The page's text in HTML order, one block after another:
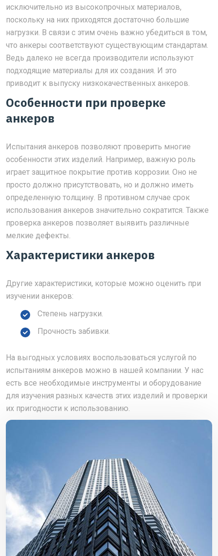
исключительно из высокопрочных материалов,
поскольку на них приходятся достаточно большие
нагрузки. В связи с этим очень важно убедиться в том,
что анкеры соответствуют существующим стандартам.
Ведь далеко не всегда производители используют
подходящие материалы для их создания. И это
приводит к выпуску низкокачественных анкеров.
Особенности при проверке
анкеров
Испытания анкеров позволяют проверить многие
особенности этих изделий. Например, важную роль
играет защитное покрытие против коррозии. Оно не
просто должно присутствовать, но и должно иметь
определенную толщину. В противном случае срок
использования анкеров значительно сократится. Также
проверка анкеров позволяет выявить различные
мелкие дефекты.
Характеристики анкеров
Другие характеристики, которые можно оценить при
изучении анкеров:
Степень нагрузки.
Прочность забивки.
На выгодных условиях воспользоваться услугой по
испытаниям анкеров можно в нашей компании. У нас
есть все необходимые инструменты и оборудование
для изучения разных качеств этих изделий и проверки
их пригодности к использованию.